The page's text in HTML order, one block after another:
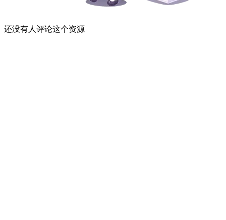
还没有人评论这个资源